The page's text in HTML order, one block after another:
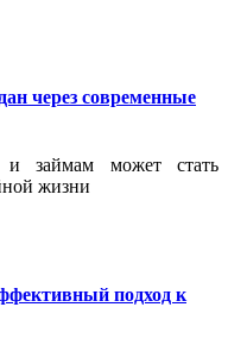
через современные
и займам может стать
жизни
подход к